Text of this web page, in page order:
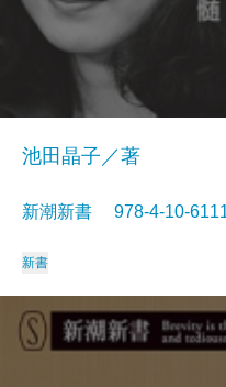
池田晶子／著
新潮新書 978-4-10-
新書